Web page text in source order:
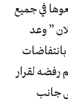
في جميع
” وعد
مرورًا بانتفاضات
رفضه لقرار
جانب